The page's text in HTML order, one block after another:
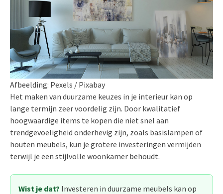
Afbeelding: Pexels / Pixabay
Het maken van duurzame keuzes in je interieur kan op
lange termijn zeer voordelig zijn. Door kwalitatief
hoogwaardige items te kopen die niet snel aan
trendgevoeligheid onderhevig zijn, zoals basislampen of
houten meubels, kun je grotere investeringen vermijden
terwijl je een stijlvolle woonkamer behoudt.
Wist je dat? Investeren in duurzame meubels kan op